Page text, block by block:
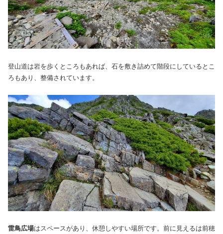
登山道は岩を歩くところもあれば、石を敷き詰めて階段にしているとこ
ろもあり、整備されています。
雷鳥広場はスペースがあり、休憩しやすい場所です。前に見えるは前穂